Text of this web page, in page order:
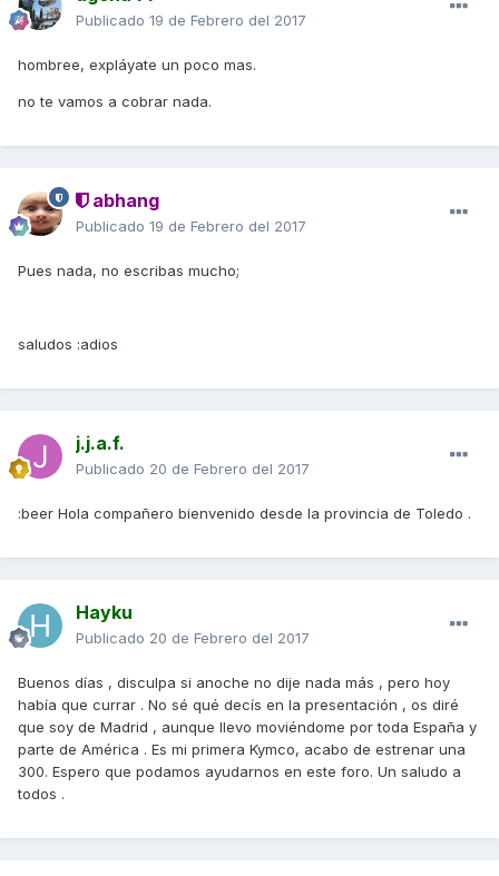
Publicado 19 de Febrero del 2017
hombree, expláyate un poco mas.
no te vamos a cobrar nada.
abhang
Publicado 19 de Febrero del 2017
Pues nada, no escribas mucho;
saludos :adios
j.j.a.f.
Publicado 20 de Febrero del 2017
:beer Hola compañero bienvenido desde la provincia de Toledo .
Hayku
Publicado 20 de Febrero del 2017
Buenos días , disculpa si anoche no dije nada más , pero hoy
había que currar . No sé qué decís en la presentación , os diré
que soy de Madrid , aunque llevo moviéndome por toda España y
parte de América . Es mi primera Kymco, acabo de estrenar una
300. Espero que podamos ayudarnos en este foro. Un saludo a
todos .